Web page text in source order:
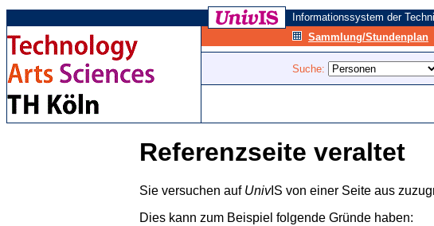
Informationssystem der
Sammlung/Stundenplan
Suche:
Referenzseite veraltet
Sie versuchen auf UnivIS von einer Seite aus
Dies kann zum Beispiel folgende Gründe haben: